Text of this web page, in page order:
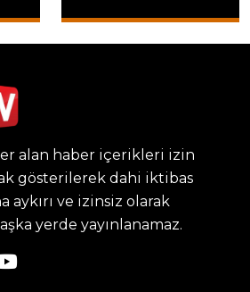
alan haber içerikleri izin
gösterilerek dahi iktibas
aykırı ve izinsiz olarak
yerde yayınlanamaz.